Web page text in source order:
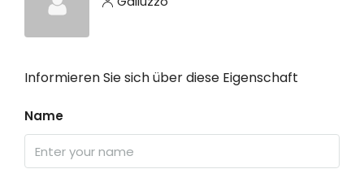
Informieren Sie sich über diese Eigenschaft
Name